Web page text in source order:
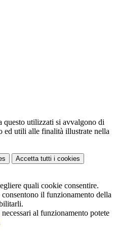
questo utilizzati si avvalgono di
ed utili alle finalità illustrate nella
Accetta tutti i cookies
quali cookie consentire.
il funzionamento della
al funzionamento potete